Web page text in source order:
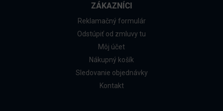
ZÁKAZNÍCI
Reklamačný formulár
Odstúpiť od zmluvy tu
Môj účet
Nákupný košík
Sledovanie objednávky
Kontakt